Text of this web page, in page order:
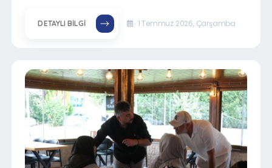
DETAYLI BILGI 1 Temmuz 2026, Çarşamba